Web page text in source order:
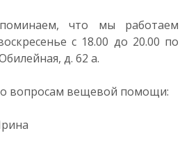
что мы работаем
с 18.00 до 20.00 по
д. 62 а.
вопросам вещевой помощи: